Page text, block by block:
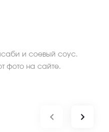
и соевый соус.
фото на сайте.